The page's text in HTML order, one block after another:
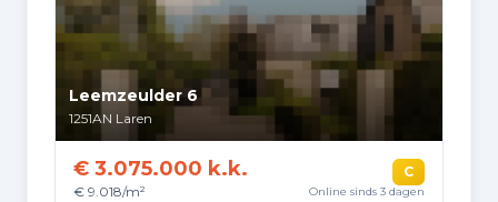
Leemzeulder 6
1251AN Laren
€ 3.075.000 k.k.
€ 9.018/m²
C
Online sinds 3 dagen